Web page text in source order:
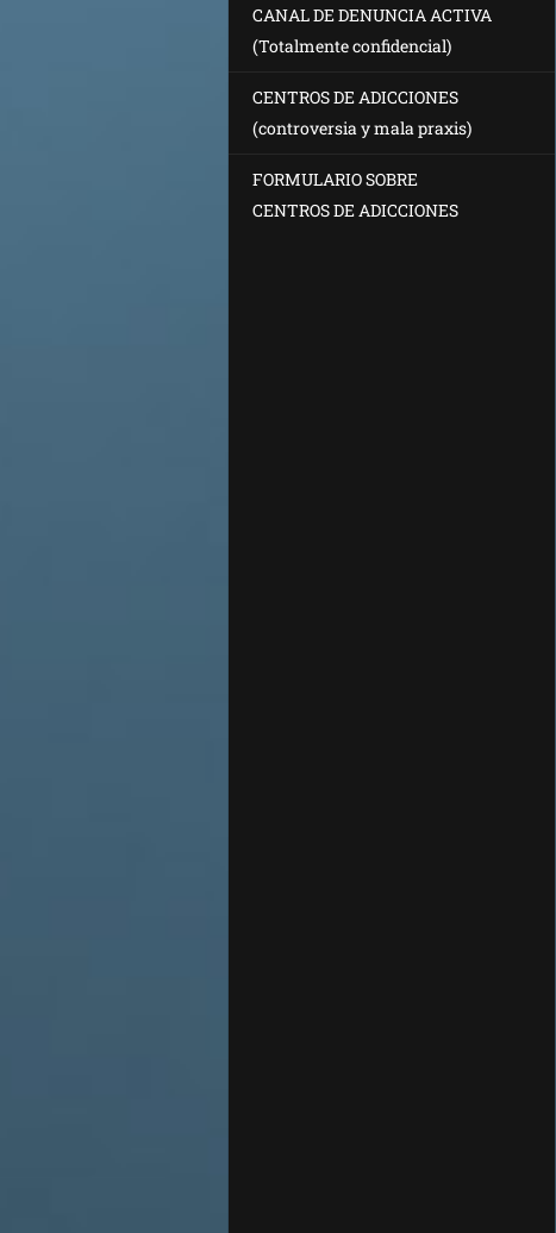
CANAL DE DENUNCIA ACTIVA
(Totalmente confidencial)
CENTROS DE ADICCIONES
(controversia y mala praxis)
FORMULARIO SOBRE
CENTROS DE ADICCIONES